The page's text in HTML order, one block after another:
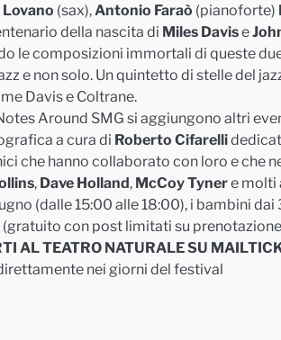
Lovano (sax), Antonio Faraò (pianoforte)
della nascita di Miles Davise
le composizioni immortali di queste
e non solo. Un quintetto di stelle del
Davis e Coltrane.
Around SMG si aggiungono altri
a cura di Roberto Cifarelli
che hanno collaborato con loro e che
, Dave Holland, McCoy Tynere molti
(dalle 15:00 alle 18:00), i bambini dai
(gratuito con post limitati su
AL TEATRO NATURALE SU
nei giorni del festival